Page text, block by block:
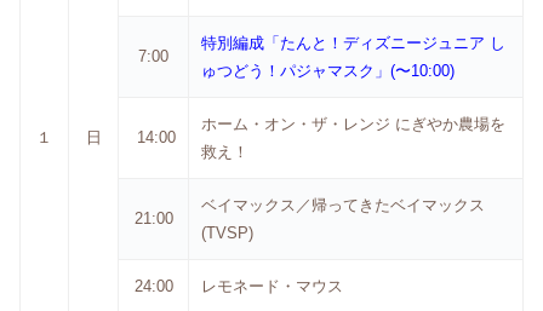
１ 日
7:00
特別編成「たんと！ディズニージュニア し
ゅつどう！パジャマスク」(〜10:00)
14:00
ホーム・オン・ザ・レンジ にぎやか農場を
救え！
21:00
ベイマックス／帰ってきたベイマックス
(TVSP)
24:00 レモネード・マウス